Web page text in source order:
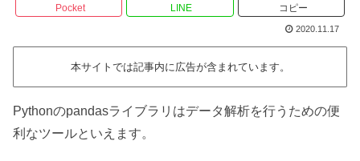
Pocket LINE コピー
2020.11.17
本サイトでは記事内に広告が含まれています。
Pythonのpandasライブラリはデータ解析を行うための便
利なツールといえます。